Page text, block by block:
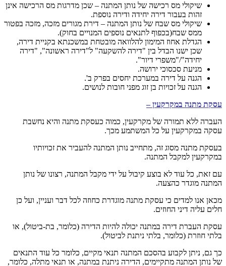
שיקולי מס רכישה של נותן המתנה – שכן מדרגות מס הרכישה אינן
זהות בעבור דירה יחידה ודירה נוספת.
שיקולי מס שבח של נותן המתנה – דירת מגורים מזכה, מזכה בפטור
ממס שבח(בכפוף לתנאים נוספים המנויים בחוק).
הגדלת אחוז המימון להלוואה מובטחת במשכנתא בקניית דירה,
שכן ישנו הבדל בין "דירה להשקעה" ל"דירה ראשונה", "דירה
יחידה"/"משפרי דיור".
מניעת סכסוכי ירושה.
הגנה על דירה במערכת יחסים בפרק ב'.
הגנה על זכויות בן זוג מפני חובות לנושים.
עסקת מתנה במקרקעין –
העברה ללא תמורה של מקרקעין, כמוה כעסקת מתנה והיא נחשבת
עסקה במקרקעין על כל המשתמע מכך.
בעסקת מתנה מסוג זה, מתחייב נותן המתנה להעביר את זכויותיו
במקרקעין למקבל המתנה.
עם זאת, כל עוד לא בוצע קיבול על ידי מקבל המתנה, רצונו של נותן
המתנה מוגדר כהצעה.
מכאן אנו למדים כי עסקת מתנה מוגדרת כחוזה לכל דבר ועניין, ועל כן
חלים עליה דיני החוזים.
עסקת העברת דירה במתנה יכולה להיות הדירה (כלומר, בת-ביטול), או
בלתי חוזרת (כלומר, בלתי ניתנת לביטול).
כך גם, ניתן לקבוע בהסכם המתנה תנאי מקיים, כלומר כל עוד התנאים
של נותן המתנה מתקיימים, הדירה ניתנת במתנה, או תנאי מתלה, כלומר,